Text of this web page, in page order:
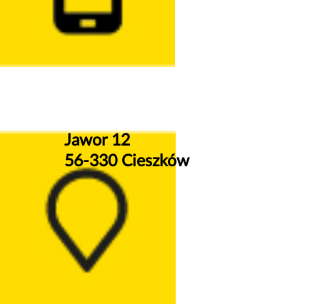
Jawor 12
56-330 Cieszków